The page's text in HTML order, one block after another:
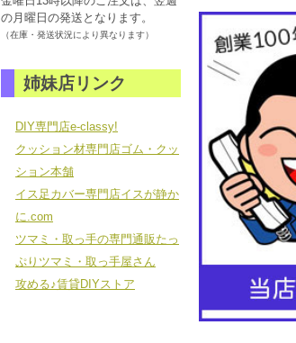
の月曜日の発送となります。
（在庫・発送状況により異なります）
姉妹店リンク
DIY専門店e-classy!
クッション材専門店ゴム・クッ
ション本舗
イス足カバー専門店イスが静か
に.com
ツマミ・取っ手の専門通販たっ
ぷりツマミ・取っ手屋さん
攻める♪賃貸DIYストア